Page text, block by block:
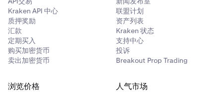
Kraken API 中心
质押奖励
汇款
定期买入
购买加密货币
卖出加密货币
联盟计划
资产列表
Kraken 状态
支持中心
投诉
Breakout Prop Trading
浏览价格 人气市场